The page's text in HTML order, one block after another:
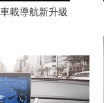
載導航新升級